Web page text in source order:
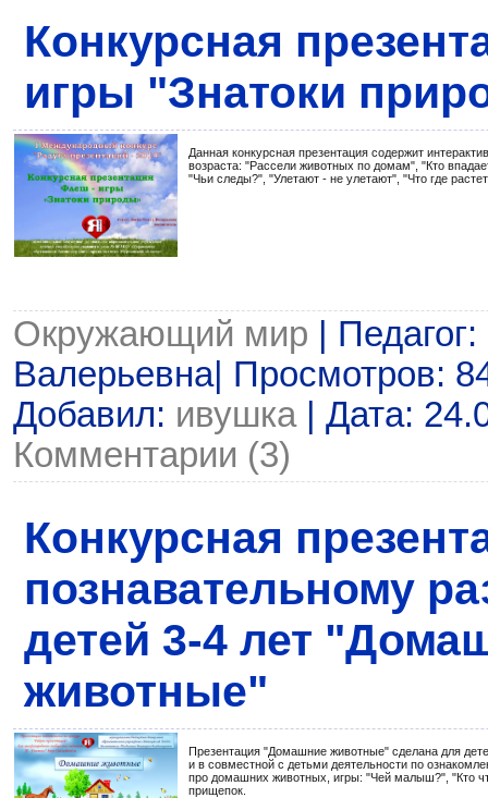
Конкурсная
игры "Знатоки
Данная конкурсная презентация содержит
возраста: "Рассели животных по домам", "Кто
"Чьи следы?", "Улетают - не улетают", "Что где
Окружающий мир |
Валерьевна| Просмотров:
Добавил: ивушка| Дата:
Комментарии (3)
Конкурсная
познавательному
детей 3-4 лет
животные"
Презентация "Домашние животные" сделана для
и в совместной с детьми деятельности по
про домашних животных, игры: "Чей малыш?", "Кто
прищепок.